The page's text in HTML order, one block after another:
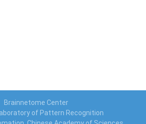
Brainnetome Center
of Pattern Recognition